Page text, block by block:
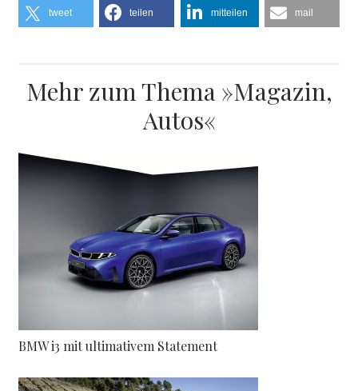
tweet teilen mitteilen mail
Mehr zum Thema »Magazin,
Autos«
BMW i3 mit ultimativem Statement